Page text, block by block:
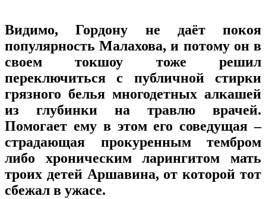
Видимо, Гордону не даёт покоя
популярность Малахова, и потому он в
своем токшоу тоже решил
переключиться с публичной стирки
грязного белья многодетных алкашей
из глубинки на травлю врачей.
Помогает ему в этом его соведущая –
страдающая прокуренным тембром
либо хроническим ларингитом мать
троих детей Аршавина, от которой тот
сбежал в ужасе.